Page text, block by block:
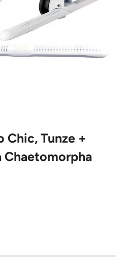
Chic, Tunze +
Chaetomorpha